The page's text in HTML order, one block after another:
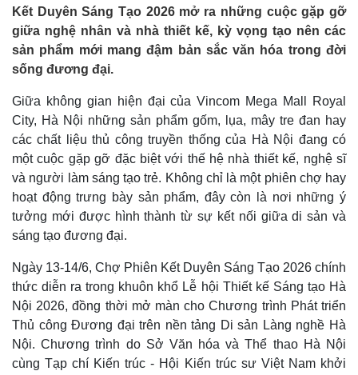
Kết Duyên Sáng Tạo 2026 mở ra những cuộc gặp gỡ
giữa nghệ nhân và nhà thiết kế, kỳ vọng tạo nên các
sản phẩm mới mang đậm bản sắc văn hóa trong đời
sống đương đại.
Giữa không gian hiện đại của Vincom Mega Mall Royal
City, Hà Nội những sản phẩm gốm, lụa, mây tre đan hay
các chất liệu thủ công truyền thống của Hà Nội đang có
một cuộc gặp gỡ đặc biệt với thế hệ nhà thiết kế, nghệ sĩ
và người làm sáng tạo trẻ. Không chỉ là một phiên chợ hay
hoạt động trưng bày sản phẩm, đây còn là nơi những ý
tưởng mới được hình thành từ sự kết nối giữa di sản và
sáng tạo đương đại.
Ngày 13-14/6, Chợ Phiên Kết Duyên Sáng Tạo 2026 chính
thức diễn ra trong khuôn khổ Lễ hội Thiết kế Sáng tạo Hà
Nội 2026, đồng thời mở màn cho Chương trình Phát triển
Thủ công Đương đại trên nền tảng Di sản Làng nghề Hà
Nội. Chương trình do Sở Văn hóa và Thể thao Hà Nội
cùng Tạp chí Kiến trúc - Hội Kiến trúc sư Việt Nam khởi